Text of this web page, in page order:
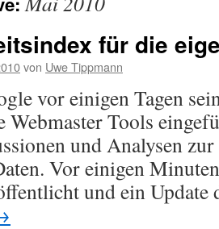
für die
von Uwe Tippmann
vor einigen Tagen
Webmaster Tools
und Analysen
Vor einigen
und ein Update